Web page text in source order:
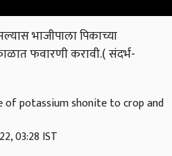
भाजीपाला पिकाच्या
फवारणी करावी.(संदर्भ-
of potassium shonite to crop and
03:28 IST